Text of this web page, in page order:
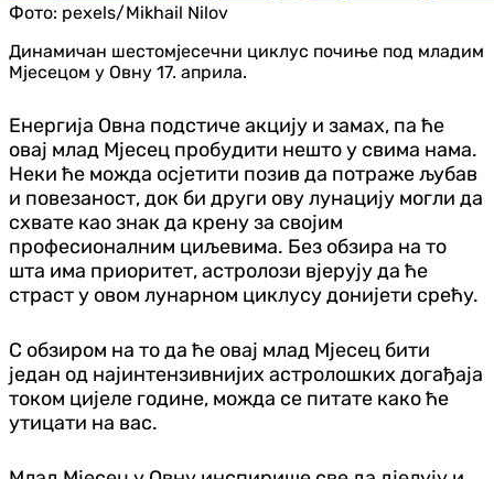
Фото: pexels/Mikhail Nilov
Динамичан шестомјесечни циклус почиње под младим
Мјесецом у Овну 17. априла.
Енергија Овна подстиче акцију и замах, па ће
овај млад Мјесец пробудити нешто у свима нама.
Неки ће можда осјетити позив да потраже љубав
и повезаност, док би други ову лунацију могли да
схвате као знак да крену за својим
професионалним циљевима. Без обзира на то
шта има приоритет, астролози вјерују да ће
страст у овом лунарном циклусу донијети срећу.
С обзиром на то да ће овај млад Мјесец бити
један од најинтензивнијих астролошких догађаја
током цијеле године, можда се питате како ће
утицати на вас.